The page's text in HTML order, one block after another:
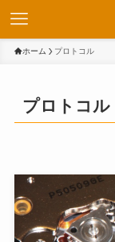
ホーム プロトコル
プロトコル